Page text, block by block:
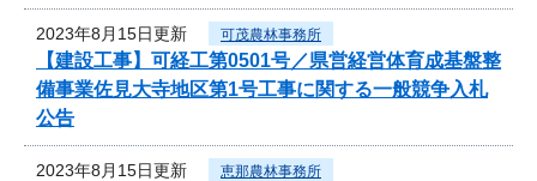
2023年8月15日更新 可茂農林事務所
【建設工事】可経工第0501号／県営経営体育成基盤整
備事業佐見大寺地区第1号工事に関する一般競争入札
公告
2023年8月15日更新 恵那農林事務所